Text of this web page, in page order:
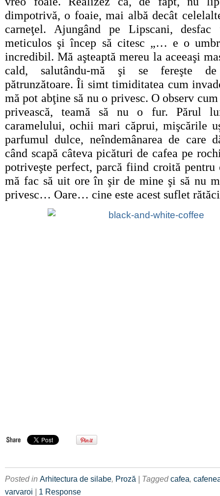
dimpotrivă, o foaie, mai albă decât
carneţel. Ajungând pe Lipscani, desfac
meticulos şi încep să citesc „… e o
incredibil. Mă aşteaptă mereu la aceeaşi
cald, salutându-mă şi se fereşte
pătrunzătoare. Îi simt timiditatea cum
mă pot abţine să nu o privesc. O observ
privească, teamă să nu o fur. Părul
caramelului, ochii mari căprui, mişcările
parfumul dulce, neîndemânarea de care
când scapă câteva picături de cafea pe
potriveşte perfect, parcă fiind croită pentru
mă fac să uit ore în şir de mine şi să nu
privesc… Oare… cine este acest suflet
Posted in Arhitectura de silabe, Proză | Taggedcafea,
varvaroi | 1 Response